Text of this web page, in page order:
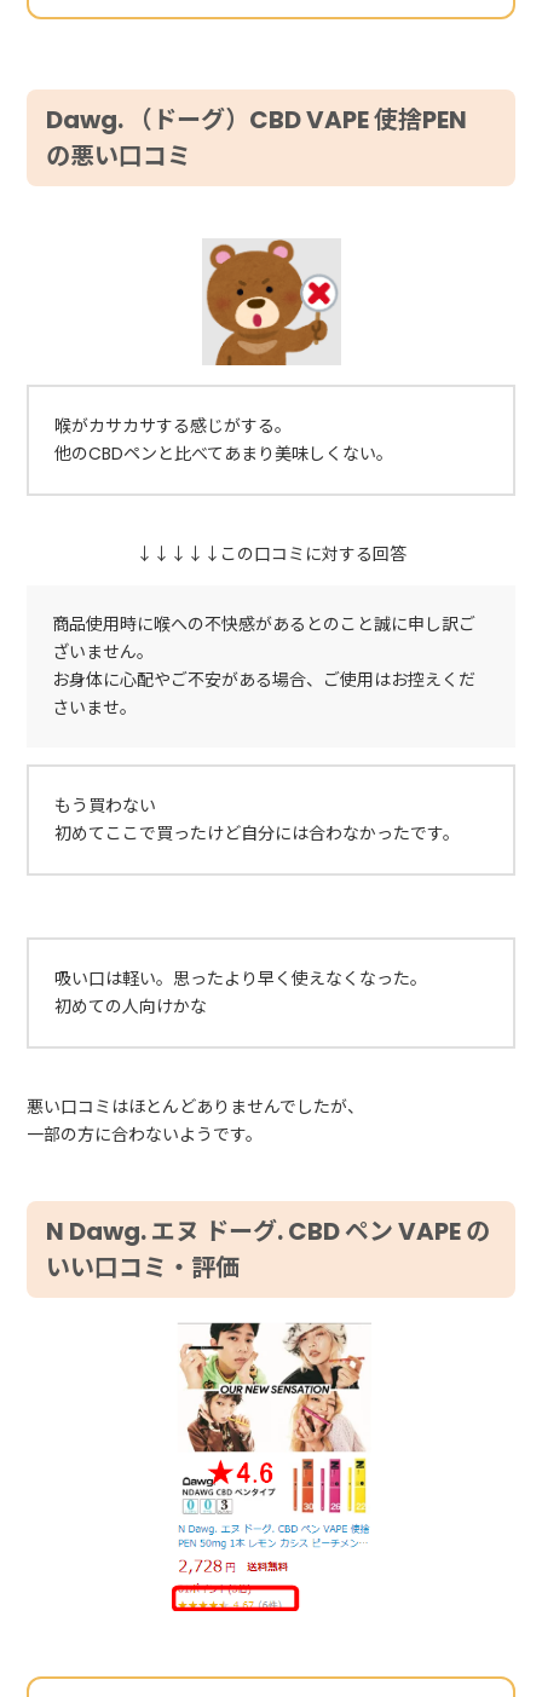
Dawg. （ドーグ）CBD VAPE 使捨PEN
の悪い口コミ
喉がカサカサする感じがする。
他のCBDペンと比べてあまり美味しくない。
↓↓↓↓↓この口コミに対する回答
商品使用時に喉への不快感があるとのこと誠に申し訳ご
ざいません。
お身体に心配やご不安がある場合、ご使用はお控えくだ
さいませ。
もう買わない
初めてここで買ったけど自分には合わなかったです。
吸い口は軽い。思ったより早く使えなくなった。
初めての人向けかな
悪い口コミはほとんどありませんでしたが、
一部の方に合わないようです。
N Dawg. エヌ ドーグ. CBD ペン VAPE の
いい口コミ・評価